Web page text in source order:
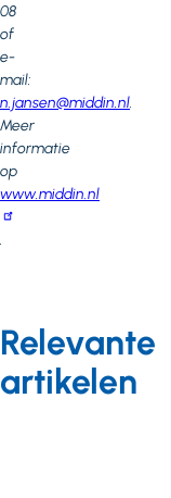
08
of
e-
mail:
n.jansen@middin.nl.
Meer
informatie
op
www.middin.nl
.
Relevante
artikelen